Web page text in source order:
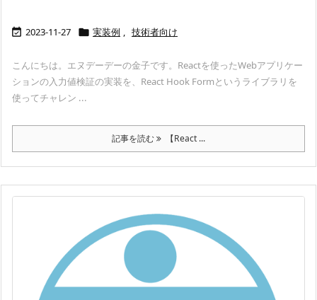
 2023-11-27  実装例 , 技術者向け
こんにちは。エヌデーデーの金子です。Reactを使ったWebアプリケー
ションの入力値検証の実装を、React Hook Formというライブラリを
使ってチャレン ...
記事を読む 【React ...